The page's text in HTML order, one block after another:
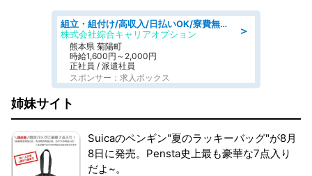
＞
組立・組付け/高収入/日払いOK/寮費無料/交替制/20・30・40代活躍中
株式会社綜合キャリアオプション
熊本県 菊陽町
時給1,600円～2,000円
正社員 / 派遣社員
スポンサー：求人ボックス
姉妹サイト
Suicaのペンギン"夏のラッキーバッグ"が8月
8日に発売。Pensta史上最も豪華な7点入り
だよ~。